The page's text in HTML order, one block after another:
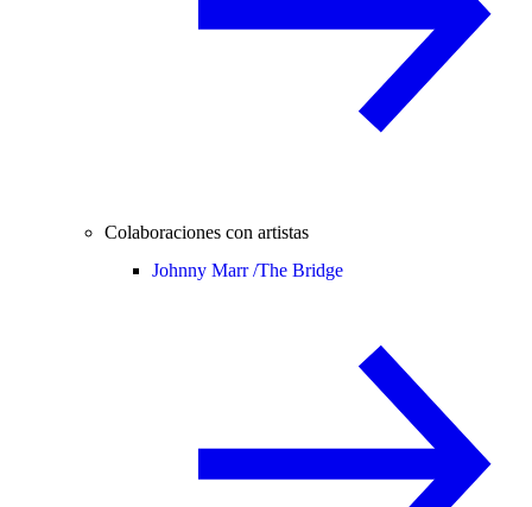
Colaboraciones con artistas
Johnny Marr /The Bridge